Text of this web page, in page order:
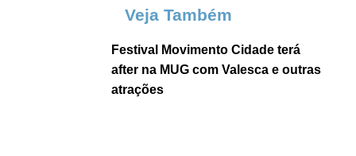
Veja Também
Festival Movimento Cidade terá
after na MUG com Valesca e outras
atrações